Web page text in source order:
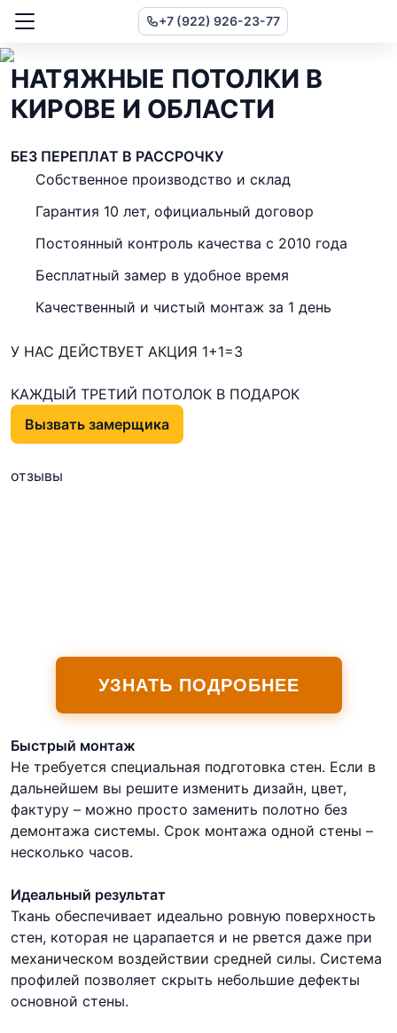
+7 (922) 926-23-77
НАТЯЖНЫЕ ПОТОЛКИ В
КИРОВЕ И ОБЛАСТИ
БЕЗ ПЕРЕПЛАТ В РАССРОЧКУ
Собственное производство и склад
Гарантия 10 лет, официальный договор
Постоянный контроль качества с 2010 года
Бесплатный замер в удобное время
Качественный и чистый монтаж за 1 день
У НАС ДЕЙСТВУЕТ АКЦИЯ 1+1=3
КАЖДЫЙ ТРЕТИЙ ПОТОЛОК В ПОДАРОК
Вызвать замерщика
отзывы
УЗНАТЬ ПОДРОБНЕЕ
Быстрый монтаж
Не требуется специальная подготовка стен. Если в
дальнейшем вы решите изменить дизайн, цвет,
фактуру – можно просто заменить полотно без
демонтажа системы. Срок монтажа одной стены –
несколько часов.
Идеальный результат
Ткань обеспечивает идеально ровную поверхность
стен, которая не царапается и не рвется даже при
механическом воздействии средней силы. Система
профилей позволяет скрыть небольшие дефекты
основной стены.